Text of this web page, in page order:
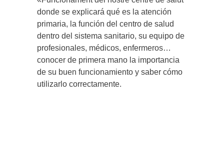
donde se explicará qué es la atención
primaria, la función del centro de salud
dentro del sistema sanitario, su equipo de
profesionales, médicos, enfermeros…
conocer de primera mano la importancia
de su buen funcionamiento y saber cómo
utilizarlo correctamente.